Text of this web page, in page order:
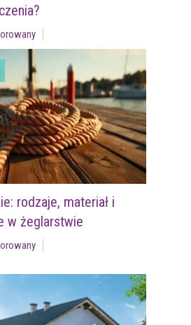
rodzaje, materiał i
w żeglarstwie